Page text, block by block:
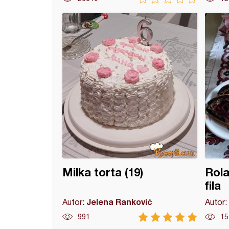
Milka torta (19)
Autor: Jelena Ranković
991
fila
Autor: